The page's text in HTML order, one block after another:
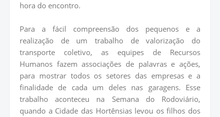
hora do encontro.
Para a fácil compreensão dos pequenos e a
realização de um trabalho de valorização do
transporte coletivo, as equipes de Recursos
Humanos fazem associações de palavras e ações,
para mostrar todos os setores das empresas e a
finalidade de cada um deles nas garagens. Esse
trabalho aconteceu na Semana do Rodoviário,
quando a Cidade das Hortênsias levou os filhos dos